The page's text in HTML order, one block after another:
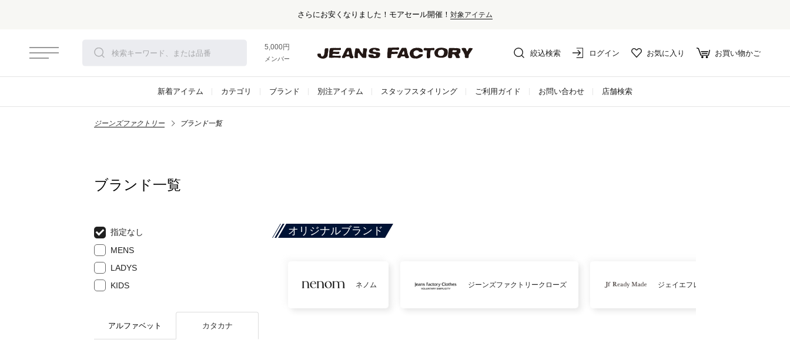
さらにお安くなりました！モアセール開催！ 対象アイテム
5,000円以上お買い上げで送料無料！
メンバー登録でお得な情報をゲット。さらに詳しく
絞込検索 ログイン お気に入り お買い物かご
新着アイテム カテゴリ ブランド 別注アイテム スタッフスタイリング ご利用ガイド お問い合わせ 店舗検索
ジーンズファクトリー ブランド一覧
ブランド一覧
指定なし
MENS
LADYS
KIDS
アルファベット カタカナ
オリジナルブランド
ネノム ジーンズファクトリークローズ ジェイエフレディメイド